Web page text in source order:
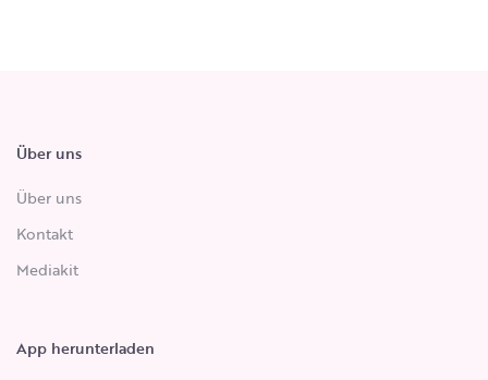
Über uns
Über uns
Kontakt
Mediakit
App herunterladen